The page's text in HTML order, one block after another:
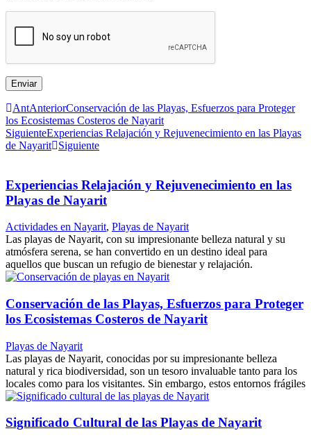
Enviar
AntAnteriorConservación de las Playas, Esfuerzos para Proteger
los Ecosistemas Costeros de Nayarit
SiguienteExperiencias Relajación y Rejuvenecimiento en las Playas
de Nayarit
Siguiente
Experiencias Relajación y Rejuvenecimiento en las
Playas de Nayarit
Actividades en Nayarit, Playas de Nayarit
Las playas de Nayarit, con su impresionante belleza natural y su
atmósfera serena, se han convertido en un destino ideal para
aquellos que buscan un refugio de bienestar y relajación.
Conservación de las Playas, Esfuerzos para Proteger
los Ecosistemas Costeros de Nayarit
Playas de Nayarit
Las playas de Nayarit, conocidas por su impresionante belleza
natural y rica biodiversidad, son un tesoro invaluable tanto para los
locales como para los visitantes. Sin embargo, estos entornos frágiles
Significado Cultural de las Playas de Nayarit